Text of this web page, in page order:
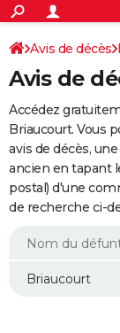
ACTUALITÉS
Politique
Société
Faits Divers
Education
Monde
Villes
+
SPORT
Coupe du monde
Football
Tennis
Cyclisme
Rugby
Forum
Programme TV
TNT
Streaming
Cinéma
Sorties cinéma
Musique
+
FINANCE
Retraite
Impôts
Epargne
Immobilier
Risques naturels
Banque
Assurance
Crédit
AUTO
Essais
Réserver un essai
Citadines
Berlines
SUV
Forum auto
+
HIGH-TECH
BRICOLAGE
WEEK-END
Avis de décès
Avis de
Accédez
Briaucourt. Vous
avis de décès,
ancien en tapant
postal) d'une
de recherche ci-